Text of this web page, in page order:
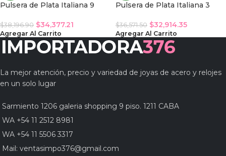
Pulsera de Plata Italiana 9
$38,196.90 $34,377.21
Agregar Al Carrito
Pulsera de Plata Italiana 3
$36,571.50 $32,914.35
Agregar Al Carrito
La mejor atención, precio y variedad de joyas de acero y relojes
en un solo lugar
Sarmiento 1206 galeria shopping 9 piso. 1211 CABA
WA +54 11 2512 8981
WA +54 11 5506 3317
Mail: ventasimpo376@gmail.com